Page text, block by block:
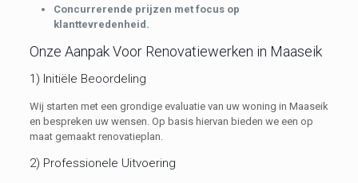
Concurrerende prijzen met focus op
klanttevredenheid.
Onze Aanpak Voor Renovatiewerken in Maaseik
1) Initiële Beoordeling
Wij starten met een grondige evaluatie van uw woning in Maaseik
en bespreken uw wensen. Op basis hiervan bieden we een op
maat gemaakt renovatieplan.
2) Professionele Uitvoering